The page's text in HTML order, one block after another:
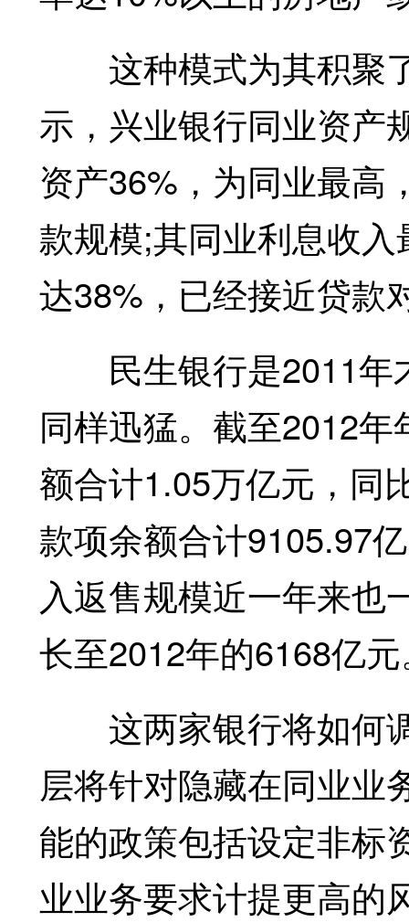
这种模式为其积聚
示，兴业银行同业资产
资产36%，为同业最高
款规模;其同业利息收
达38%，已经接近贷款
民生银行是2011年
同样迅猛。截至2012
额合计1.05万亿元，同
款项余额合计9105.97
入返售规模近一年来也
长至2012年的6168亿
这两家银行将如何
层将针对隐藏在同业业
能的政策包括设定非标
业业务要求计提更高的